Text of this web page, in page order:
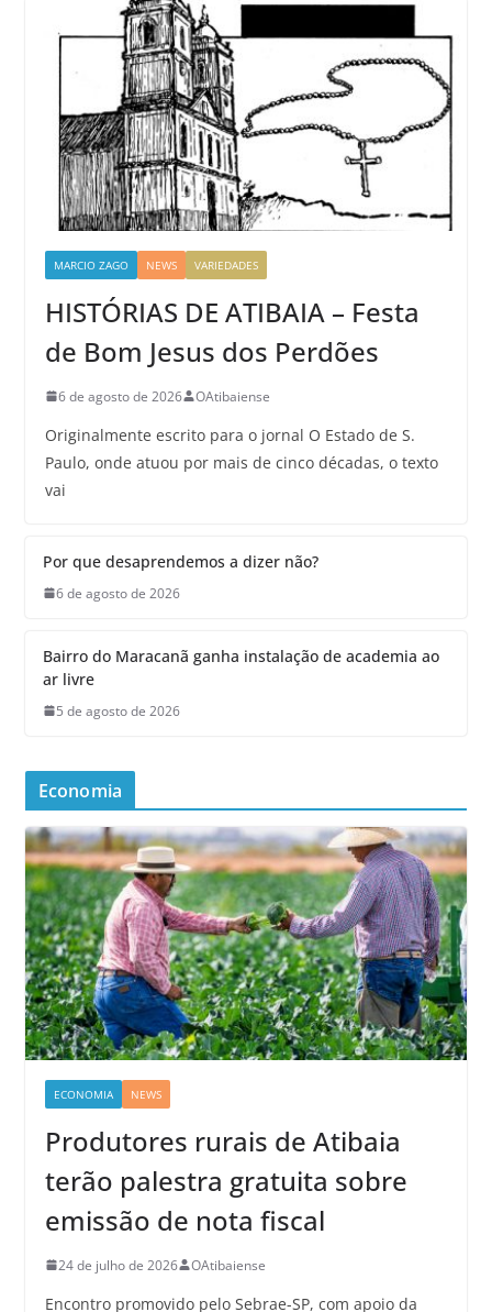
MARCIO ZAGO NEWS VARIEDADES
HISTÓRIAS DE ATIBAIA – Festa
de Bom Jesus dos Perdões
6 de agosto de 2026 OAtibaiense
Originalmente escrito para o jornal O Estado de S.
Paulo, onde atuou por mais de cinco décadas, o texto
vai
Por que desaprendemos a dizer não?
6 de agosto de 2026
Bairro do Maracanã ganha instalação de academia ao
ar livre
5 de agosto de 2026
Economia
ECONOMIA NEWS
Produtores rurais de Atibaia
terão palestra gratuita sobre
emissão de nota fiscal
24 de julho de 2026 OAtibaiense
Encontro promovido pelo Sebrae-SP, com apoio da